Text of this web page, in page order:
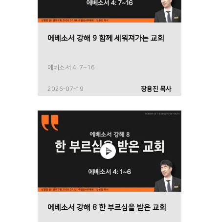
에베소서 강해 9 함께 세워져가는 교회
에베소서 4: 7~16
2026-07-19 장용진 목사
에베소서 강해 8 한 부르심을 받은 교회